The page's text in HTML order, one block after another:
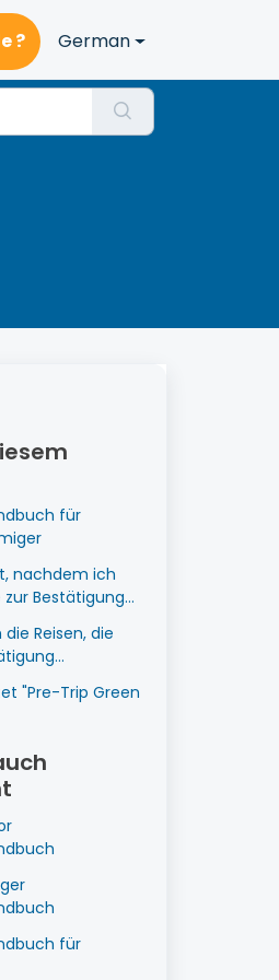
? German
für
nachdem ich
zur Bestätigung
Reisen, die
für